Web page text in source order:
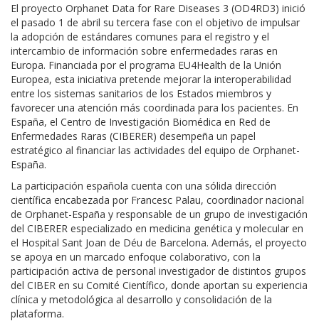
El proyecto Orphanet Data for Rare Diseases 3 (OD4RD3) inició
el pasado 1 de abril su tercera fase con el objetivo de impulsar
la adopción de estándares comunes para el registro y el
intercambio de información sobre enfermedades raras en
Europa. Financiada por el programa EU4Health de la Unión
Europea, esta iniciativa pretende mejorar la interoperabilidad
entre los sistemas sanitarios de los Estados miembros y
favorecer una atención más coordinada para los pacientes. En
España, el Centro de Investigación Biomédica en Red de
Enfermedades Raras (CIBERER) desempeña un papel
estratégico al financiar las actividades del equipo de Orphanet-
España.
La participación española cuenta con una sólida dirección
científica encabezada por Francesc Palau, coordinador nacional
de Orphanet-España y responsable de un grupo de investigación
del CIBERER especializado en medicina genética y molecular en
el Hospital Sant Joan de Déu de Barcelona. Además, el proyecto
se apoya en un marcado enfoque colaborativo, con la
participación activa de personal investigador de distintos grupos
del CIBER en su Comité Científico, donde aportan su experiencia
clínica y metodológica al desarrollo y consolidación de la
plataforma.